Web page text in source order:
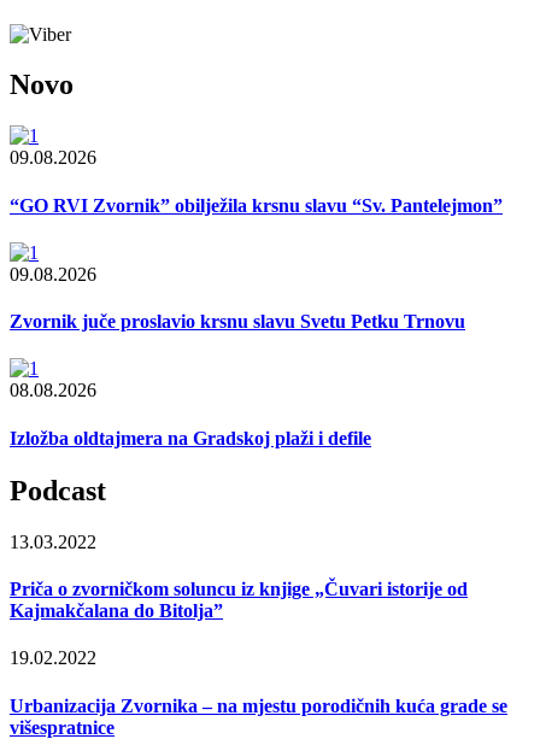
Novo
09.08.2026
“GO RVI Zvornik” obilježila krsnu slavu “Sv. Pantelejmon”
09.08.2026
Zvornik juče proslavio krsnu slavu Svetu Petku Trnovu
08.08.2026
Izložba oldtajmera na Gradskoj plaži i defile
Podcast
13.03.2022
Priča o zvorničkom soluncu iz knjige „Čuvari istorije od
Kajmakčalana do Bitolja”
19.02.2022
Urbanizacija Zvornika – na mjestu porodičnih kuća grade se
višespratnice